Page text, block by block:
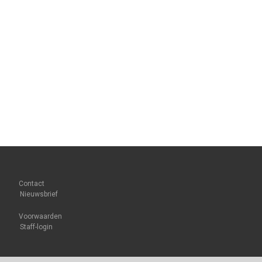
Contact
Nieuwsbrief
Voorwaarden
Staff-login